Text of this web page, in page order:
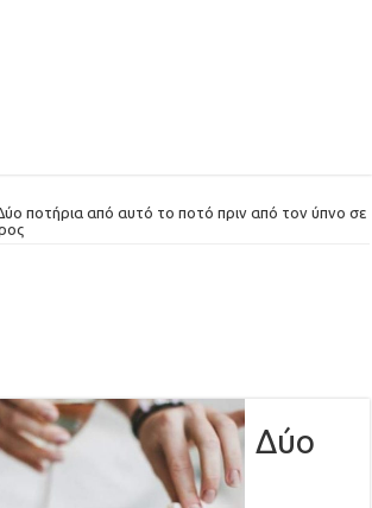
ποτήρια από αυτό το ποτό πριν από τον ύπνο σε
Δύο